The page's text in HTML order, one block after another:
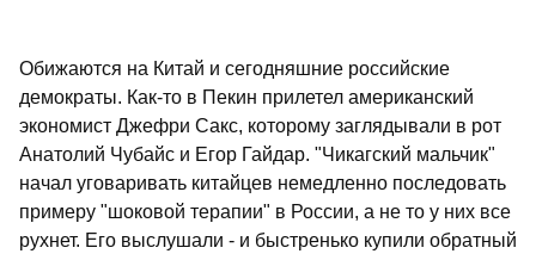
Обижаются на Китай и сегодняшние российские
демократы. Как-то в Пекин прилетел американский
экономист Джефри Сакс, которому заглядывали в рот
Анатолий Чубайс и Егор Гайдар. "Чикагский мальчик"
начал уговаривать китайцев немедленно последовать
примеру "шоковой терапии" в России, а не то у них все
рухнет. Его выслушали - и быстренько купили обратный